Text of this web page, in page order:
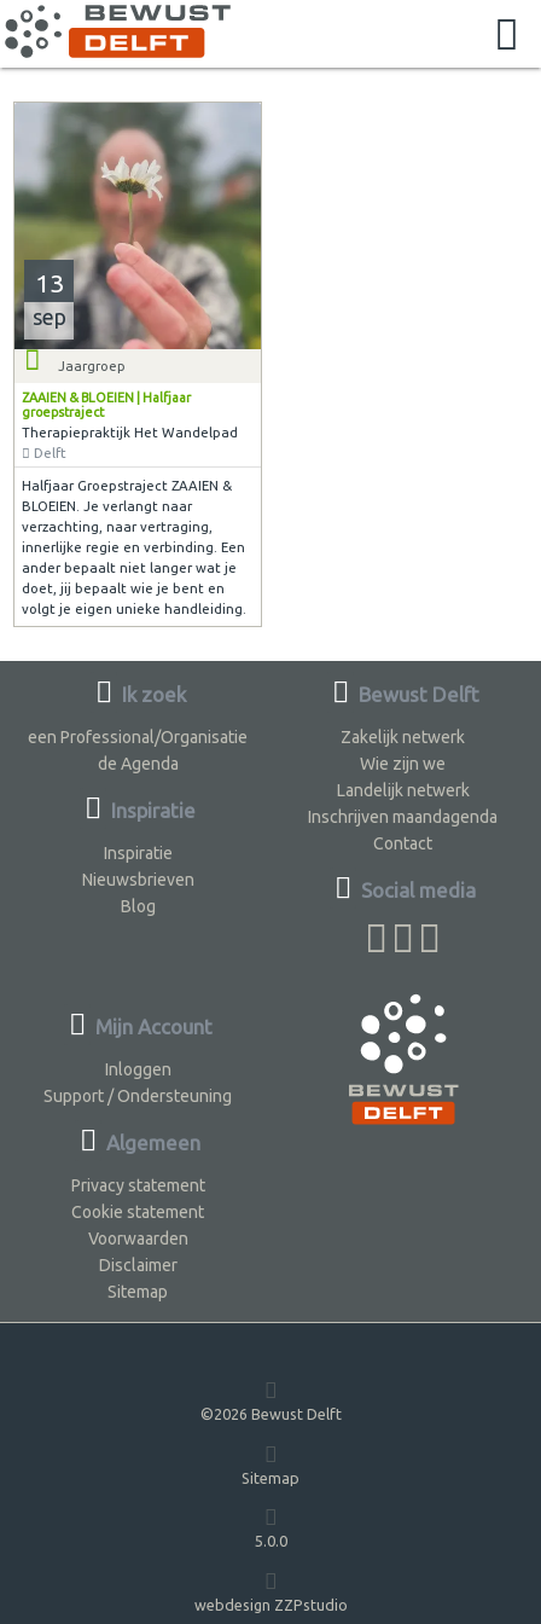
13
sep
Jaargroep
ZAAIEN & BLOEIEN | Halfjaar
groepstraject
Therapiepraktijk Het Wandelpad
Delft
Halfjaar Groepstraject ZAAIEN &
BLOEIEN. Je verlangt naar
verzachting, naar vertraging,
innerlijke regie en verbinding. Een
ander bepaalt niet langer wat je
doet, jij bepaalt wie je bent en
volgt je eigen unieke handleiding.
Ik zoek
een Professional/Organisatie
de Agenda
Inspiratie
Inspiratie
Nieuwsbrieven
Blog
Bewust Delft
Zakelijk netwerk
Wie zijn we
Landelijk netwerk
Inschrijven maandagenda
Contact
Social media
Mijn Account
Inloggen
Support / Ondersteuning
Algemeen
Privacy statement
Cookie statement
Voorwaarden
Disclaimer
Sitemap
©2026 Bewust Delft
Sitemap
5.0.0
webdesign ZZPstudio